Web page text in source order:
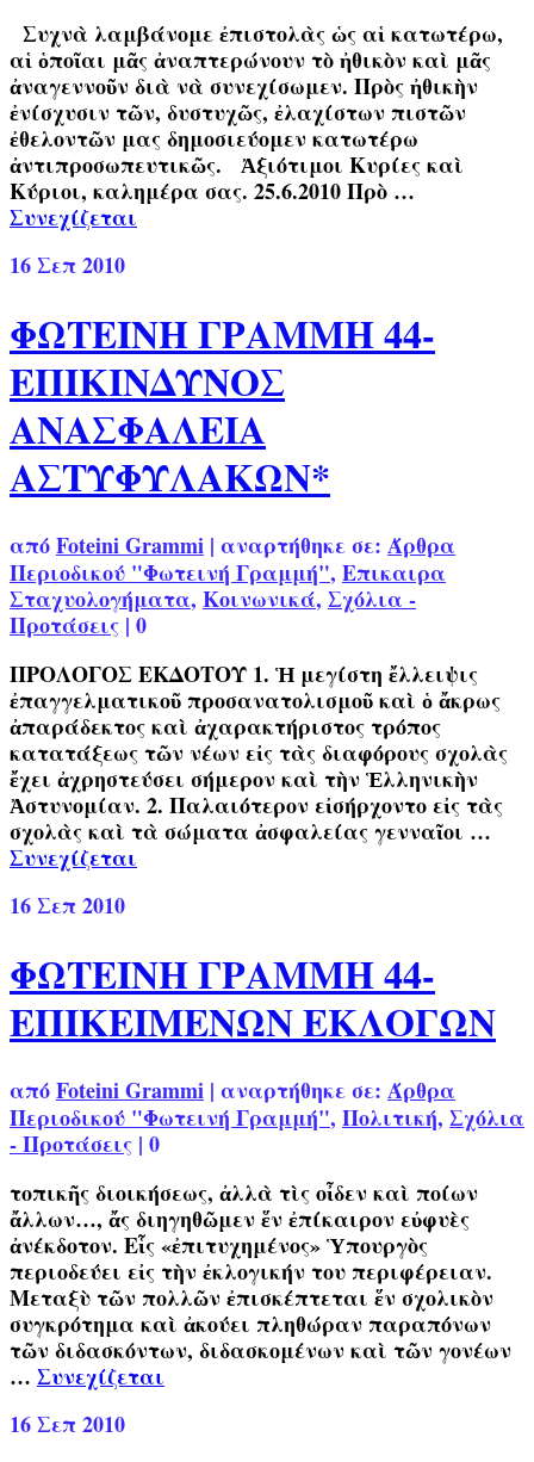
Συχνὰ λαμβάνομε ἐπιστολὰς ὡς αἱ κατωτέρω,
αἱ ὁποῖαι μᾶς ἀναπτερώνουν τὸ ἠθικὸν καὶ μᾶς
ἀναγεννοῦν διὰ νὰ συνεχίσωμεν. Πρὸς ἠθικὴν
ἐνίσχυσιν τῶν, δυστυχῶς, ἐλαχίστων πιστῶν
ἐθελοντῶν μας δημοσιεύομεν κατωτέρω
ἀντιπροσωπευτικῶς. Ἀξιότιμοι Κυρίες καὶ
Κύριοι, καλημέρα σας. 25.6.2010 Πρὸ …
Συνεχίζεται
16Σεπ 2010
ΦΩΤΕΙΝΗ ΓΡΑΜΜΗ 44-
ΕΠΙΚΙΝΔΥΝΟΣ
ΑΝΑΣΦΑΛΕΙΑ
ΑΣΤΥΦΥΛΑΚΩΝ*
απόFoteini Grammi | αναρτήθηκε σε: Άρθρα
Περιοδικού "Φωτεινή Γραμμή", Επικαιρα
Σταχυολογήματα, Κοινωνικά, Σχόλια -
Προτάσεις | 0
ΠΡΟΛΟΓΟΣ ΕΚΔΟΤΟΥ 1. Ἡ μεγίστη ἔλλειψις
ἐπαγγελματικοῦ προσανατολισμοῦ καὶ ὁ ἄκρως
ἀπαράδεκτος καὶ ἀχαρακτήριστος τρόπος
κατατάξεως τῶν νέων εἰς τὰς διαφόρους σχολὰς
ἔχει ἀχρηστεύσει σήμερον καὶ τὴν Ἑλληνικὴν
Ἀστυνομίαν. 2. Παλαιότερον εἰσήρχοντο εἰς τὰς
σχολὰς καὶ τὰ σώματα ἀσφαλείας γενναῖοι …
Συνεχίζεται
16Σεπ 2010
ΦΩΤΕΙΝΗ ΓΡΑΜΜΗ 44-
ΕΠΙΚΕΙΜΕΝΩΝ ΕΚΛΟΓΩΝ
απόFoteini Grammi | αναρτήθηκε σε: Άρθρα
Περιοδικού "Φωτεινή Γραμμή", Πολιτική, Σχόλια
- Προτάσεις | 0
τοπικῆς διοικήσεως, ἀλλὰ τὶς οἶδεν καὶ ποίων
ἄλλων…, ἄς διηγηθῶμεν ἕν ἐπίκαιρον εὐφυὲς
ἀνέκδοτον. Εἷς «ἐπιτυχημένος» Ὑπουργὸς
περιοδεύει εἰς τὴν ἐκλογικήν του περιφέρειαν.
Μεταξὺ τῶν πολλῶν ἐπισκέπτεται ἕν σχολικὸν
συγκρότημα καὶ ἀκούει πληθώραν παραπόνων
τῶν διδασκόντων, διδασκομένων καὶ τῶν γονέων
… Συνεχίζεται
16Σεπ 2010